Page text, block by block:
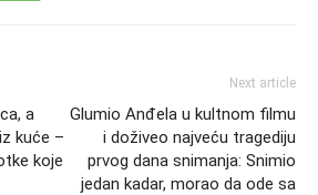
a
kuće –
koje
Next article
Glumio Anđela u kultnom filmu
i doživeo najveću tragediju
prvog dana snimanja: Snimio
jedan kadar, morao da ode sa